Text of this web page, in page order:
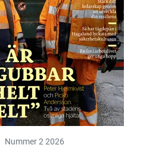
Nummer 2 2026